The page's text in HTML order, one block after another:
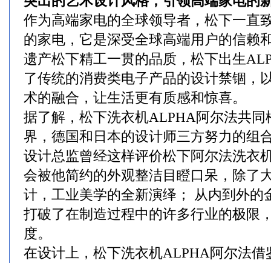
作为高端家电的全球领导者，松下一直
的家电，它是深受全球高端用户的信赖
遗产松下精工一贯的品质，松下出生
了传统的消费类电子产品的设计禁锢，
术的融合，让生活更有质感和惊喜。
据了解，松下洗衣机ALPHA阿尔法共同
界，德国和日本的设计师三方努力的组
设计总监曾经这样评价松下阿尔法洗衣
会被他简约的外观整洁目瞪口呆，除了
计，工业美学的全新演绎； 从内到外的
打破了在制造过程中的许多行业的极限
度。
在设计上，松下洗衣机ALPHA阿尔法